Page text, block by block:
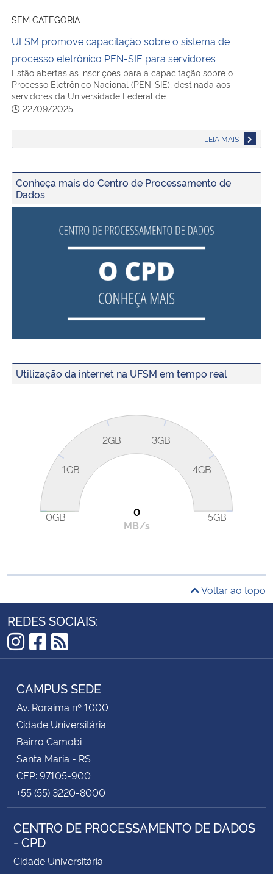
SEM CATEGORIA
UFSM promove capacitação sobre o sistema de
processo eletrônico PEN-SIE para servidores
Estão abertas as inscrições para a capacitação sobre o
Processo Eletrônico Nacional (PEN-SIE), destinada aos
servidores da Universidade Federal de…
22/09/2025
LEIA MAIS
Conheça mais do Centro de Processamento de
Dados
Utilização da internet na UFSM em tempo real
0GB
1GB
2GB 3GB
4GB
5GB
0
MB/s
Voltar ao topo
REDES SOCIAIS:
Instagram
Facebook
RSS
CAMPUS SEDE
Av. Roraima nº 1000
Cidade Universitária
Bairro Camobi
Santa Maria - RS
CEP: 97105-900
+55 (55) 3220-8000
CENTRO DE PROCESSAMENTO DE DADOS
- CPD
Cidade Universitária